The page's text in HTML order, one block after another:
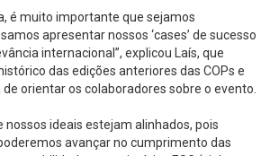
é muito importante que sejamos
apresentar nossos ‘cases’ de sucesso
internacional”, explicou Laís, que
das edições anteriores das COPs e
orientar os colaboradores sobre o evento.
nossos ideais estejam alinhados, pois
avançar no cumprimento das